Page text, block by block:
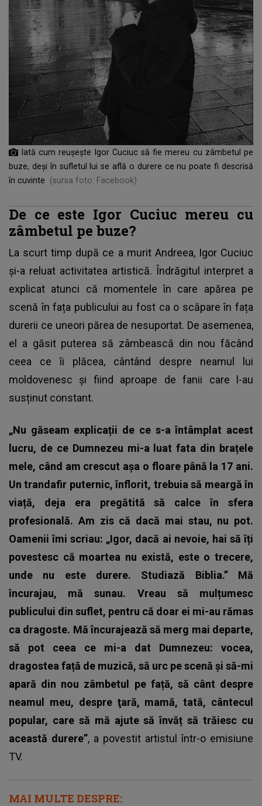
Iată cum reușește Igor Cuciuc să fie mereu cu zâmbetul pe
buze, deși în sufletul lui se află o durere ce nu poate fi descrisă
în cuvinte
(sursa foto: Facebook)
De ce este Igor Cuciuc mereu cu
zâmbetul pe buze?
La scurt timp după ce a murit Andreea, Igor Cuciuc
și-a reluat activitatea artistică. Îndrăgitul interpret a
explicat atunci că momentele în care apărea pe
scenă în fața publicului au fost ca o scăpare în fața
durerii ce uneori părea de nesuportat. De asemenea,
el a găsit puterea să zâmbească din nou făcând
ceea ce îi plăcea, cântând despre neamul lui
moldovenesc și fiind aproape de fanii care l-au
susținut constant.
„Nu găseam explicații de ce s-a întâmplat acest
lucru, de ce Dumnezeu mi-a luat fata din brațele
mele, când am crescut așa o floare până la 17 ani.
Un trandafir puternic, înflorit, trebuia să meargă în
viață, deja era pregătită să calce în sfera
profesională. Am zis că dacă mai stau, nu pot.
Oamenii îmi scriau: „Igor, dacă ai nevoie, hai să îți
povestesc că moartea nu există, este o trecere,
unde nu este durere. Studiază Biblia.” Mă
încurajau, mă sunau. Vreau să mulțumesc
publicului din suflet, pentru că doar ei mi-au rămas
ca dragoste. Mă încurajează să merg mai departe,
să pot ceea ce mi-a dat Dumnezeu: vocea,
dragostea față de muzică, să urc pe scenă și să-mi
apară din nou zâmbetul pe față, să cânt despre
neamul meu, despre ţară, mamă, tată, cântecul
popular, care să mă ajute să învăț să trăiesc cu
această durere”, a povestit artistul într-o emisiune
TV.
MAI MULTE DESPRE: